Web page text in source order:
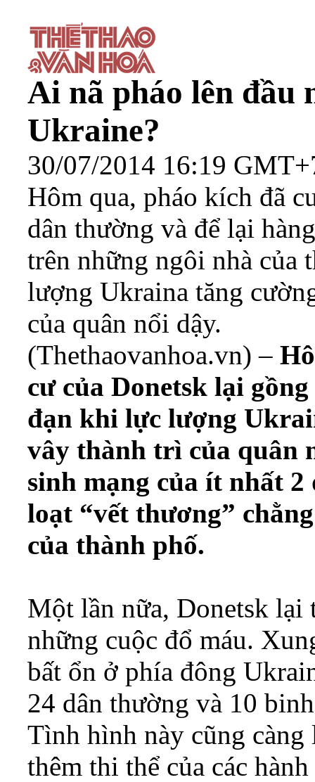
Ai nã pháo lên đầu
Ukraine?
30/07/2014 16:19
Hôm qua, pháo kích đã
dân thường và để lại
trên những ngôi nhà của
lượng Ukraina tăng
của quân nổi dậy.
(Thethaovanhoa.vn) –
cư của Donetsk lại
đạn khi lực lượng
vây thành trì của quân
sinh mạng của ít nhất
loạt “vết thương”
của thành phố.
Một lần nữa, Donetsk lại
những cuộc đổ máu.
bất ổn ở phía đông
24 dân thường và 10
Tình hình này cũng
thêm thi thể của các